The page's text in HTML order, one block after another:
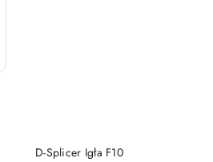
D-Splicer Igła F10PRODUKT NIEDOSTĘPNY